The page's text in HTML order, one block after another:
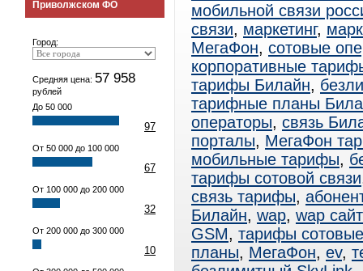
Приволжском ФО
Город:
Средняя цена: 57 958
рублей
До 50 000
97
От 50 000 до 100 000
67
От 100 000 до 200 000
32
От 200 000 до 300 000
10
мобильной связи
связи, маркетинг,
МегаФон, сотовые
корпоративные
тарифы Билайн,
тарифные планы
операторы, связь
порталы, МегаФон
мобильные тарифы,
тарифы сотовой связи
связь тарифы,
Билайн, wap, wap
GSM, тарифы сотовые
планы, МегаФон, ev,